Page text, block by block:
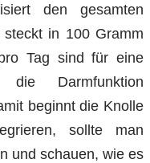
den gesamten
in 100 Gramm
Tag sind für eine
Darmfunktion
beginnt die Knolle
sollte man
und schauen, wie es